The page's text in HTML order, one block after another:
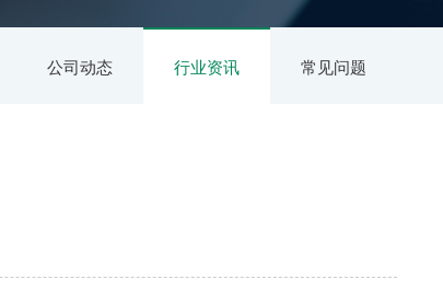
公司动态 行业资讯 常见问题